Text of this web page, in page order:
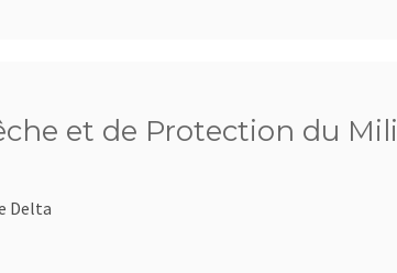
et de Protection du
Delta